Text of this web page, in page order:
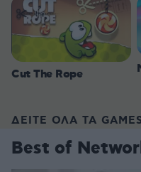
Cut The Rope
ΔΕΙΤΕ ΟΛΑ ΤΑ GAMES
Best of